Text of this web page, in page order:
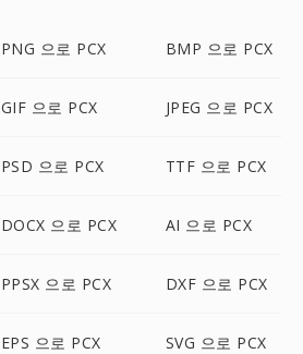
PNG 으로 PCX BMP 으로 PCX
GIF 으로 PCX JPEG 으로 PCX
PSD 으로 PCX TTF 으로 PCX
DOCX 으로 PCX AI 으로 PCX
PPSX 으로 PCX DXF 으로 PCX
EPS 으로 PCX SVG 으로 PCX